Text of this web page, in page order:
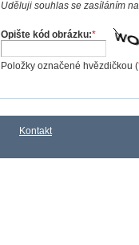
Uděluji souhlas se zasíláním
Opište kód obrázku:*
Položky označené hvězdičkou (
Kontakt